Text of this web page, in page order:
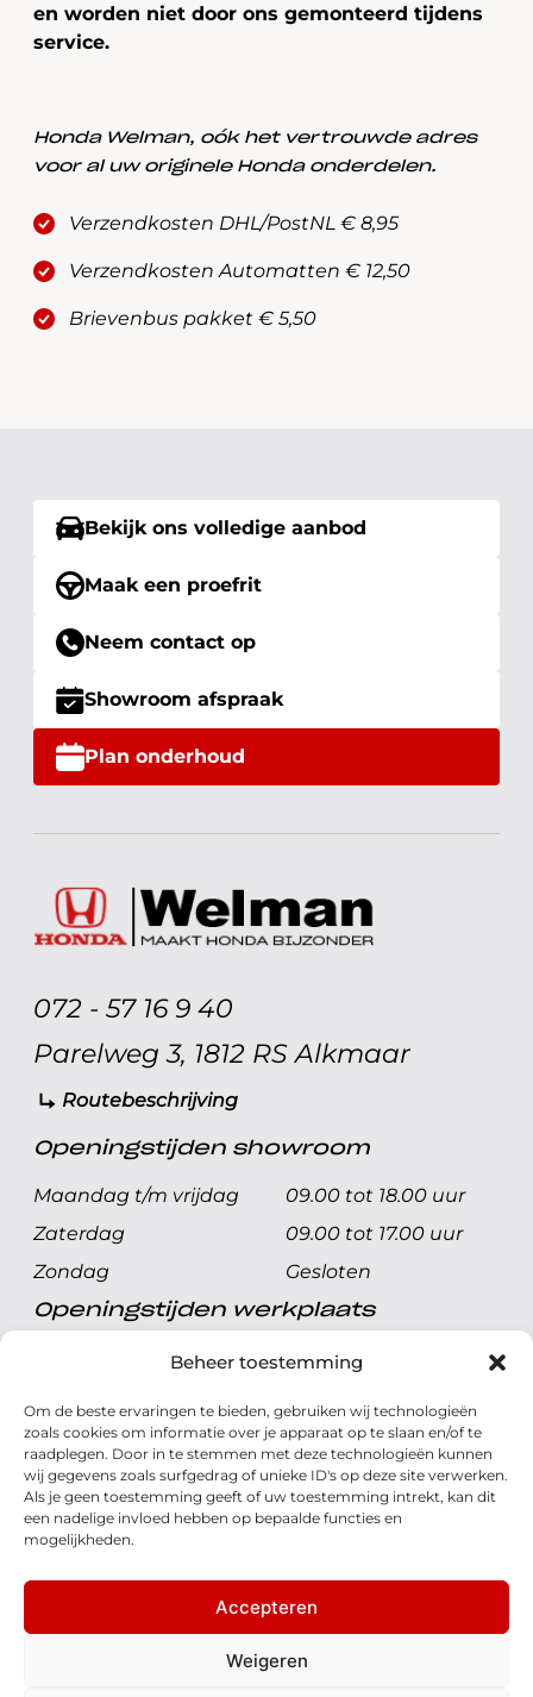
Beheer toestemming
Om de beste ervaringen te bieden, gebruiken wij technologieën
zoals cookies om informatie over je apparaat op te slaan en/of te
raadplegen. Door in te stemmen met deze technologieën kunnen
wij gegevens zoals surfgedrag of unieke ID's op deze site verwerken.
Als je geen toestemming geeft of uw toestemming intrekt, kan dit
een nadelige invloed hebben op bepaalde functies en
mogelijkheden.
Accepteren
Weigeren
en worden niet door ons gemonteerd tijdens
service.
Honda Welman, oók het vertrouwde adres
voor al uw originele Honda onderdelen.
Verzendkosten DHL/PostNL € 8,95
Verzendkosten Automatten € 12,50
Brievenbus pakket € 5,50
Bekijk ons volledige aanbod
Maak een proefrit
Neem contact op
Showroom afspraak
Plan onderhoud
072 - 57 16 9 40
Parelweg 3, 1812 RS Alkmaar
Routebeschrijving
Openingstijden showroom
Maandag t/m vrijdag
09.00 tot 18.00 uur
Zaterdag
09.00 tot 17.00 uur
Zondag
Gesloten
Openingstijden werkplaats
Maandag t/m vrijdag
08.00 tot 17.00 uur
Zondag
Gesloten
Volg ons
© 2026 - Honda Welman